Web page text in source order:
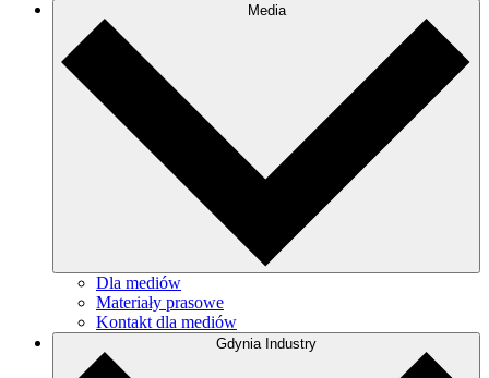
Media
Dla mediów
Materiały prasowe
Kontakt dla mediów
Gdynia Industry